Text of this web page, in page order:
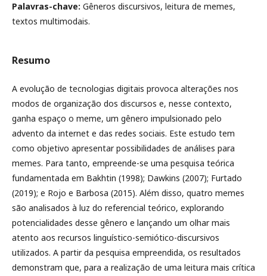
Palavras-chave: Gêneros discursivos, leitura de memes,
textos multimodais.
Resumo
A evolução de tecnologias digitais provoca alterações nos
modos de organização dos discursos e, nesse contexto,
ganha espaço o meme, um gênero impulsionado pelo
advento da internet e das redes sociais. Este estudo tem
como objetivo apresentar possibilidades de análises para
memes. Para tanto, empreende-se uma pesquisa teórica
fundamentada em Bakhtin (1998); Dawkins (2007); Furtado
(2019); e Rojo e Barbosa (2015). Além disso, quatro memes
são analisados à luz do referencial teórico, explorando
potencialidades desse gênero e lançando um olhar mais
atento aos recursos linguístico-semiótico-discursivos
utilizados. A partir da pesquisa empreendida, os resultados
demonstram que, para a realização de uma leitura mais crítica